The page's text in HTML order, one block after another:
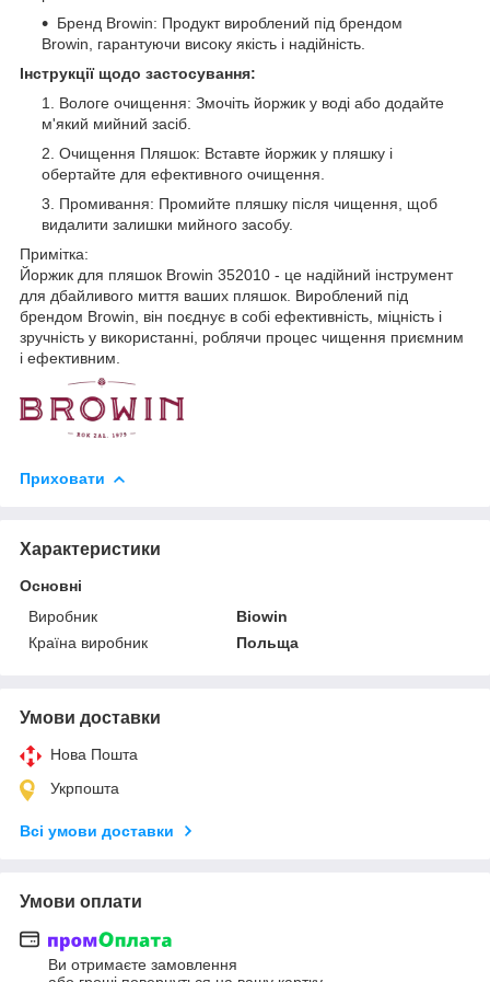
Бренд Browin: Продукт вироблений під брендом
Browin, гарантуючи високу якість і надійність.
Інструкції щодо застосування:
Вологе очищення: Змочіть йоржик у воді або додайте
м'який мийний засіб.
Очищення Пляшок: Вставте йоржик у пляшку і
обертайте для ефективного очищення.
Промивання: Промийте пляшку після чищення, щоб
видалити залишки мийного засобу.
Примітка:
Йоржик для пляшок Browin 352010 - це надійний інструмент
для дбайливого миття ваших пляшок. Вироблений під
брендом Browin, він поєднує в собі ефективність, міцність і
зручність у використанні, роблячи процес чищення приємним
і ефективним.
Приховати
Характеристики
Основні
Виробник
Biowin
Країна виробник
Польща
Умови доставки
Нова Пошта
Укрпошта
Всі умови доставки
Умови оплати
Ви отримаєте замовлення